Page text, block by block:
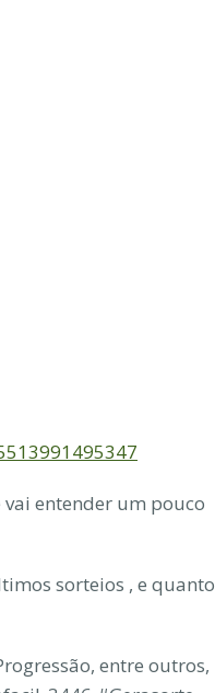
entender um pouco
sorteios , e quanto
entre outros,